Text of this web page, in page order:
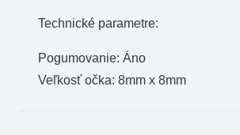
Technické parametre:
Pogumovanie: Áno
Veľkosť očka: 8mm x 8mm